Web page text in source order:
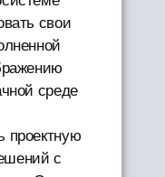
свои
среде
проектную
с